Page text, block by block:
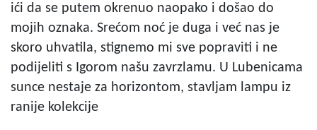
ići da se putem okrenuo naopako i došao do
mojih oznaka. Srećom noć je duga i već nas je
skoro uhvatila, stignemo mi sve popraviti i ne
podijeliti s Igorom našu zavrzlamu. U Lubenicama
sunce nestaje za horizontom, stavljam lampu iz
ranije kolekcije